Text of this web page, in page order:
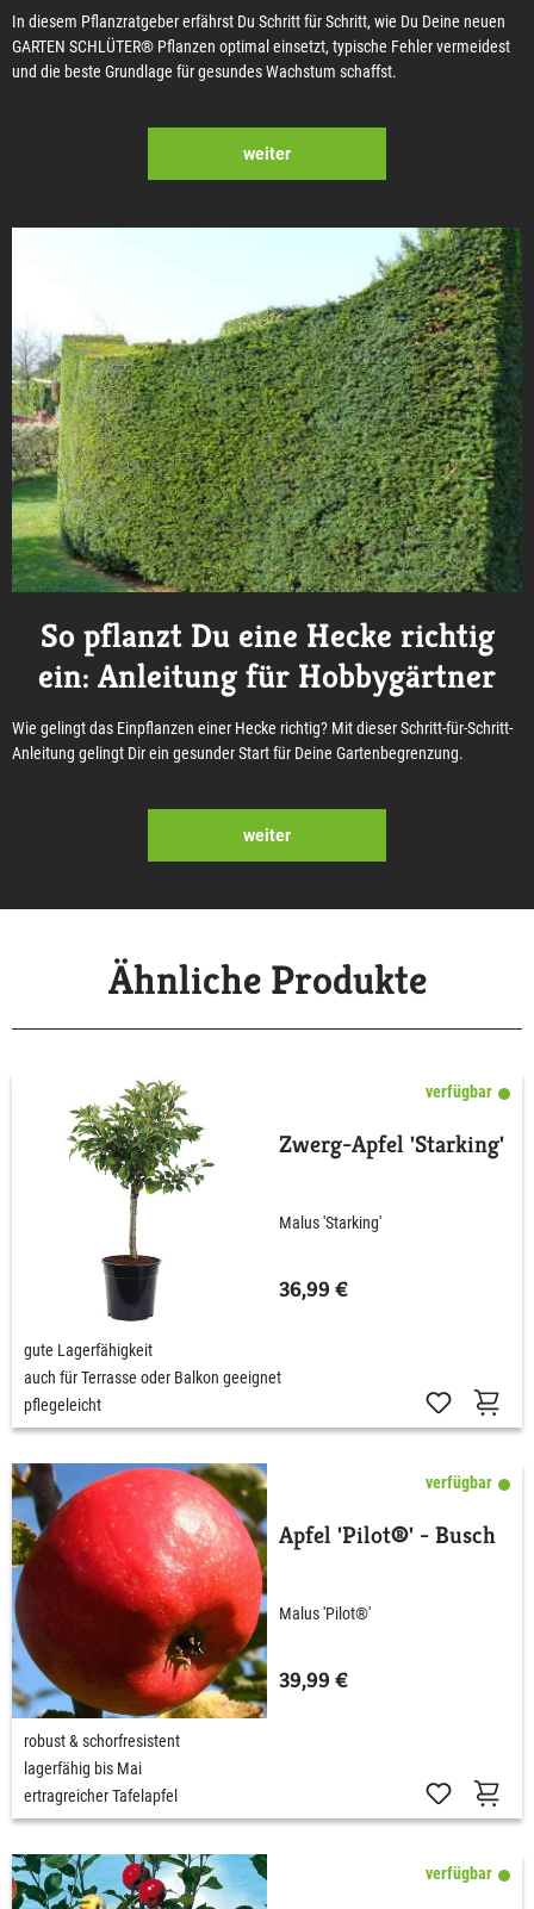
In diesem Pflanzratgeber erfährst Du Schritt für Schritt, wie Du Deine neuen
GARTEN SCHLÜTER® Pflanzen optimal einsetzt, typische Fehler vermeidest
und die beste Grundlage für gesundes Wachstum schaffst.
weiter
So pflanzt Du eine Hecke richtig
ein: Anleitung für Hobbygärtner
Wie gelingt das Einpflanzen einer Hecke richtig? Mit dieser Schritt-für-Schritt-
Anleitung gelingt Dir ein gesunder Start für Deine Gartenbegrenzung.
weiter
Ähnliche Produkte
verfügbar
Zwerg-Apfel 'Starking'
Malus 'Starking'
36,99 €
gute Lagerfähigkeit
auch für Terrasse oder Balkon geeignet
pflegeleicht
verfügbar
Apfel 'Pilot®' - Busch
Malus 'Pilot®'
39,99 €
robust & schorfresistent
lagerfähig bis Mai
ertragreicher Tafelapfel
verfügbar